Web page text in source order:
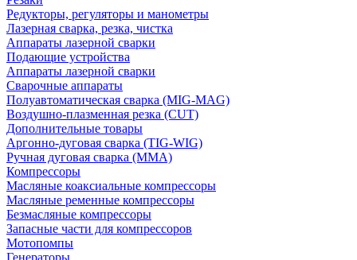
Редукторы, регуляторы и манометры
Лазерная сварка, резка, чистка
Аппараты лазерной сварки
Подающие устройства
Аппараты лазерной сварки
Сварочные аппараты
Полуавтоматическая сварка (MIG-MAG)
Воздушно-плазменная резка (CUT)
Дополнительные товары
Аргонно-дуговая сварка (TIG-WIG)
Ручная дуговая сварка (MMA)
Компрессоры
Масляные коаксиальные компрессоры
Масляные ременные компрессоры
Безмасляные компрессоры
Запасные части для компрессоров
Мотопомпы
Генераторы